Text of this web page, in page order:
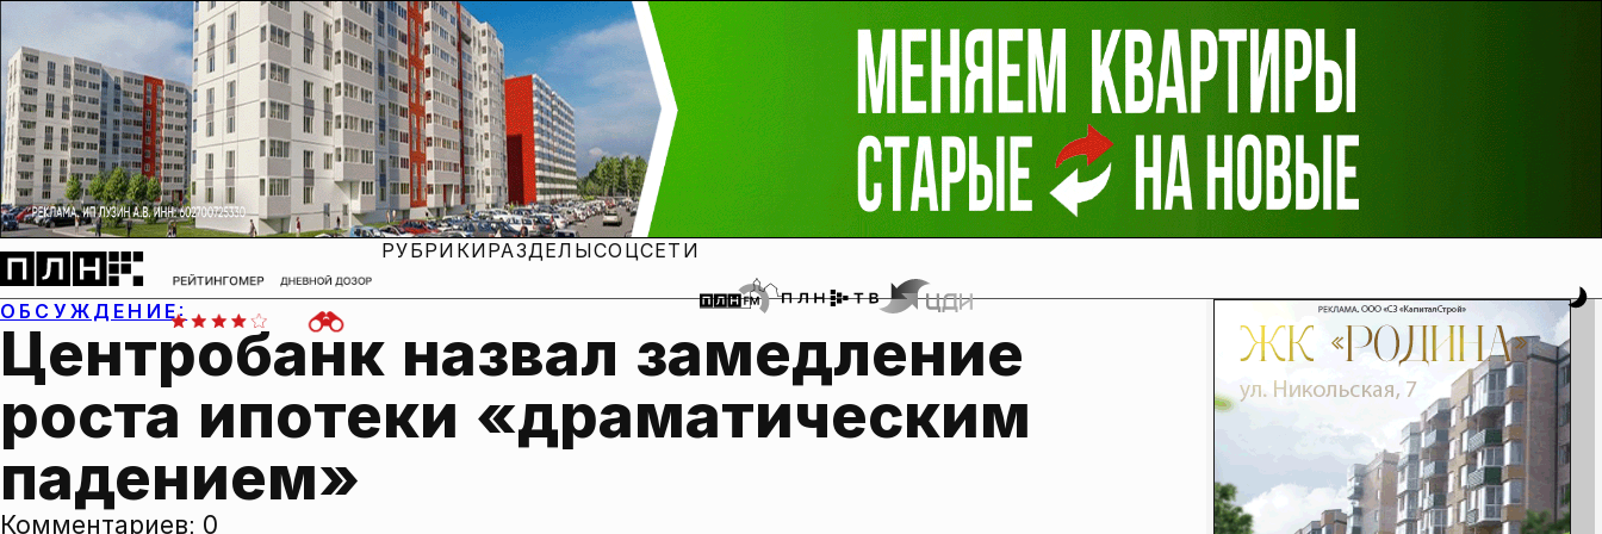
РУБРИКИРАЗДЕЛЫСОЦСЕТИ
ОБСУЖДЕНИЕ:
Центробанк назвал замедление
роста ипотеки «драматическим
падением»
Комментариев: 0